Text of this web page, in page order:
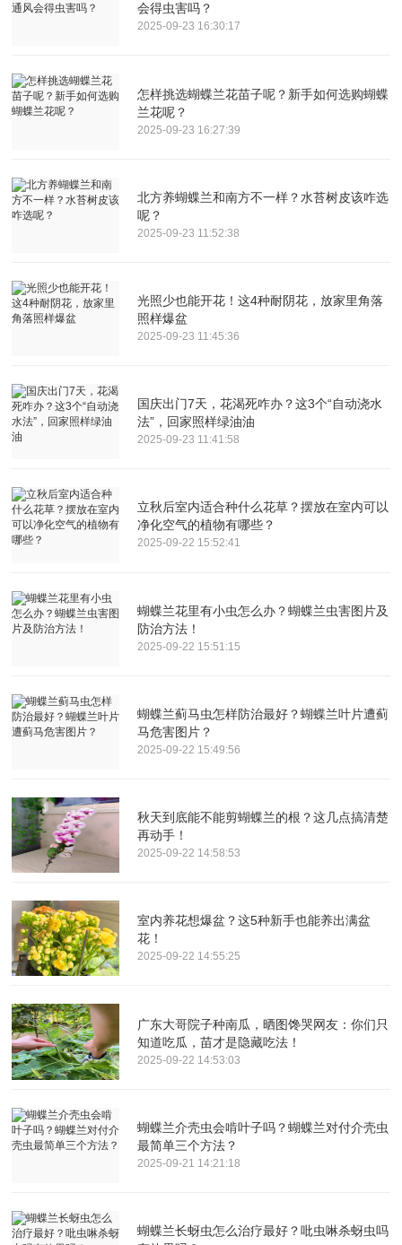
会得虫害吗？
2025-09-23 16:30:17
怎样挑选蝴蝶兰花苗子呢？新手如何选购蝴蝶
兰花呢？
2025-09-23 16:27:39
北方养蝴蝶兰和南方不一样？水苔树皮该咋选
呢？
2025-09-23 11:52:38
光照少也能开花！这4种耐阴花，放家里角落
照样爆盆
2025-09-23 11:45:36
国庆出门7天，花渴死咋办？这3个“自动浇水
法”，回家照样绿油油
2025-09-23 11:41:58
立秋后室内适合种什么花草？摆放在室内可以
净化空气的植物有哪些？
2025-09-22 15:52:41
蝴蝶兰花里有小虫怎么办？蝴蝶兰虫害图片及
防治方法！
2025-09-22 15:51:15
蝴蝶兰蓟马虫怎样防治最好？蝴蝶兰叶片遭蓟
马危害图片？
2025-09-22 15:49:56
秋天到底能不能剪蝴蝶兰的根？这几点搞清楚
再动手！
2025-09-22 14:58:53
室内养花想爆盆？这5种新手也能养出满盆
花！
2025-09-22 14:55:25
广东大哥院子种南瓜，晒图馋哭网友：你们只
知道吃瓜，苗才是隐藏吃法！
2025-09-22 14:53:03
蝴蝶兰介壳虫会啃叶子吗？蝴蝶兰对付介壳虫
最简单三个方法？
2025-09-21 14:21:18
蝴蝶兰长蚜虫怎么治疗最好？吡虫啉杀蚜虫吗